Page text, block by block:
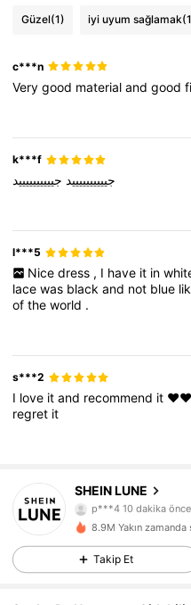
Güzel(1) iyi uyum sağlamak
c***n
Verygood materialandgood
k***f
جييييييييييد جييييييييييد
l***5
Nice dress , I have it in
lacewas blackand not blue
oftheworld .
s***2
I love itand recommend it
regret it
SHEIN LUNE
p***4 10 dakika önce
8.9M Yakın zamanda
Takip Et